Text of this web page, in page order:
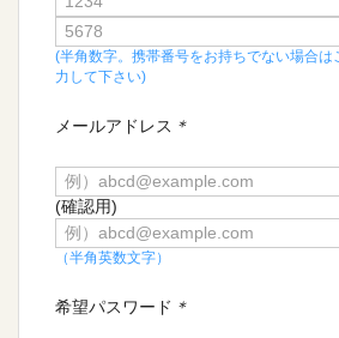
(半角数字。携帯番号をお持ちでない場合は
力して下さい)
メールアドレス ＊
(確認用)
（半角英数文字）
希望パスワード ＊